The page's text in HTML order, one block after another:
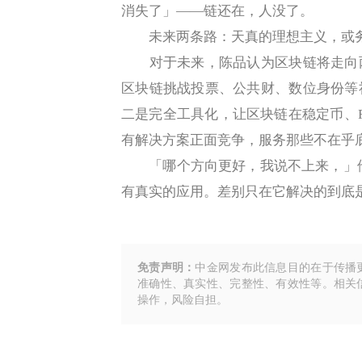
消失了」——链还在，人没了。
未来两条路：天真的理想主义，或
对于未来，陈品认为区块链将走向
区块链挑战投票、公共财、数位身份
二是完全工具化，让区块链在稳定币
有解决方案正面竞争，服务那些不在乎
「哪个方向更好，我说不上来，」
有真实的应用。差别只在它解决的到
免责声明： 中金网发布此信息目的在于传
准确性、真实性、完整性、有效性等。相
操作，风险自担。